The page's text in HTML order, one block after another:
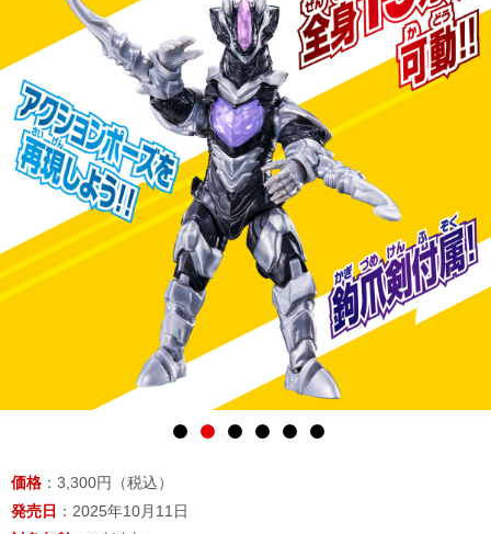
価格 ：3,300円（税込）
発売日 ：2025年10月11日